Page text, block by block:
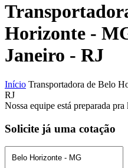
Horizonte -
Janeiro - RJ
Início Transportadora de Belo
RJ
Nossa equipe está preparada pra
Solicite já uma cotação